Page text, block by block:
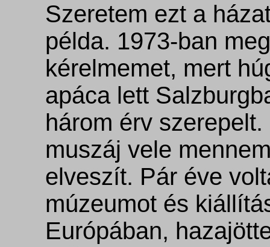
Szeretem ezt a
példa. 1973-ban
kérelmemet, mert
apáca lett
három érv
muszáj vele
elveszít. Pár éve
múzeumot és
Európában,